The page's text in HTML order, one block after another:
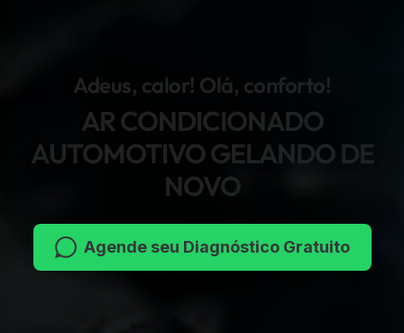
Adeus, calor! Olá, conforto!
AR CONDICIONADO
AUTOMOTIVO GELANDO DE
NOVO
Agende seu Diagnóstico Gratuito